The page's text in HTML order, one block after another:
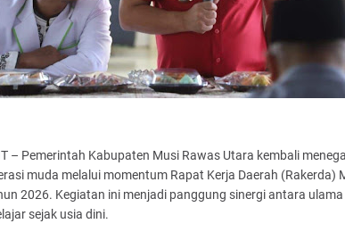
– Pemerintah Kabupaten Musi Rawas Utara kembali
muda melalui momentum Rapat Kerja Daerah (Rakerda)
2026. Kegiatan ini menjadi panggung sinergi antara
sejak usia dini.